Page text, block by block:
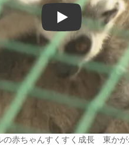
Play
の赤ちゃんすくすく成長 東か